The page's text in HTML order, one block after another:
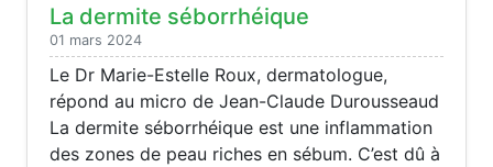
La dermite séborrhéique
01 mars 2024
Le Dr Marie-Estelle Roux, dermatologue,
répond au micro de Jean-Claude Durousseaud
La dermite séborrhéique est une inflammation
des zones de peau riches en sébum. C’est dû à